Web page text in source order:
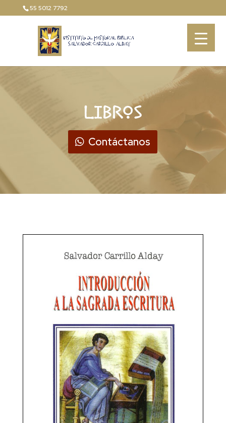
55 5012 7792
LIBROS
Contáctanos